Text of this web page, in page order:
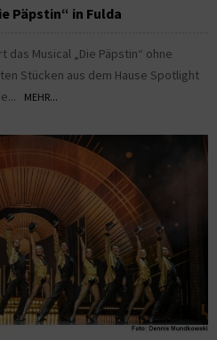
Päpstin“ in Fulda
das Musical „Die Päpstin“ ohne
Stücken aus dem Hause Spotlight
MEHR...